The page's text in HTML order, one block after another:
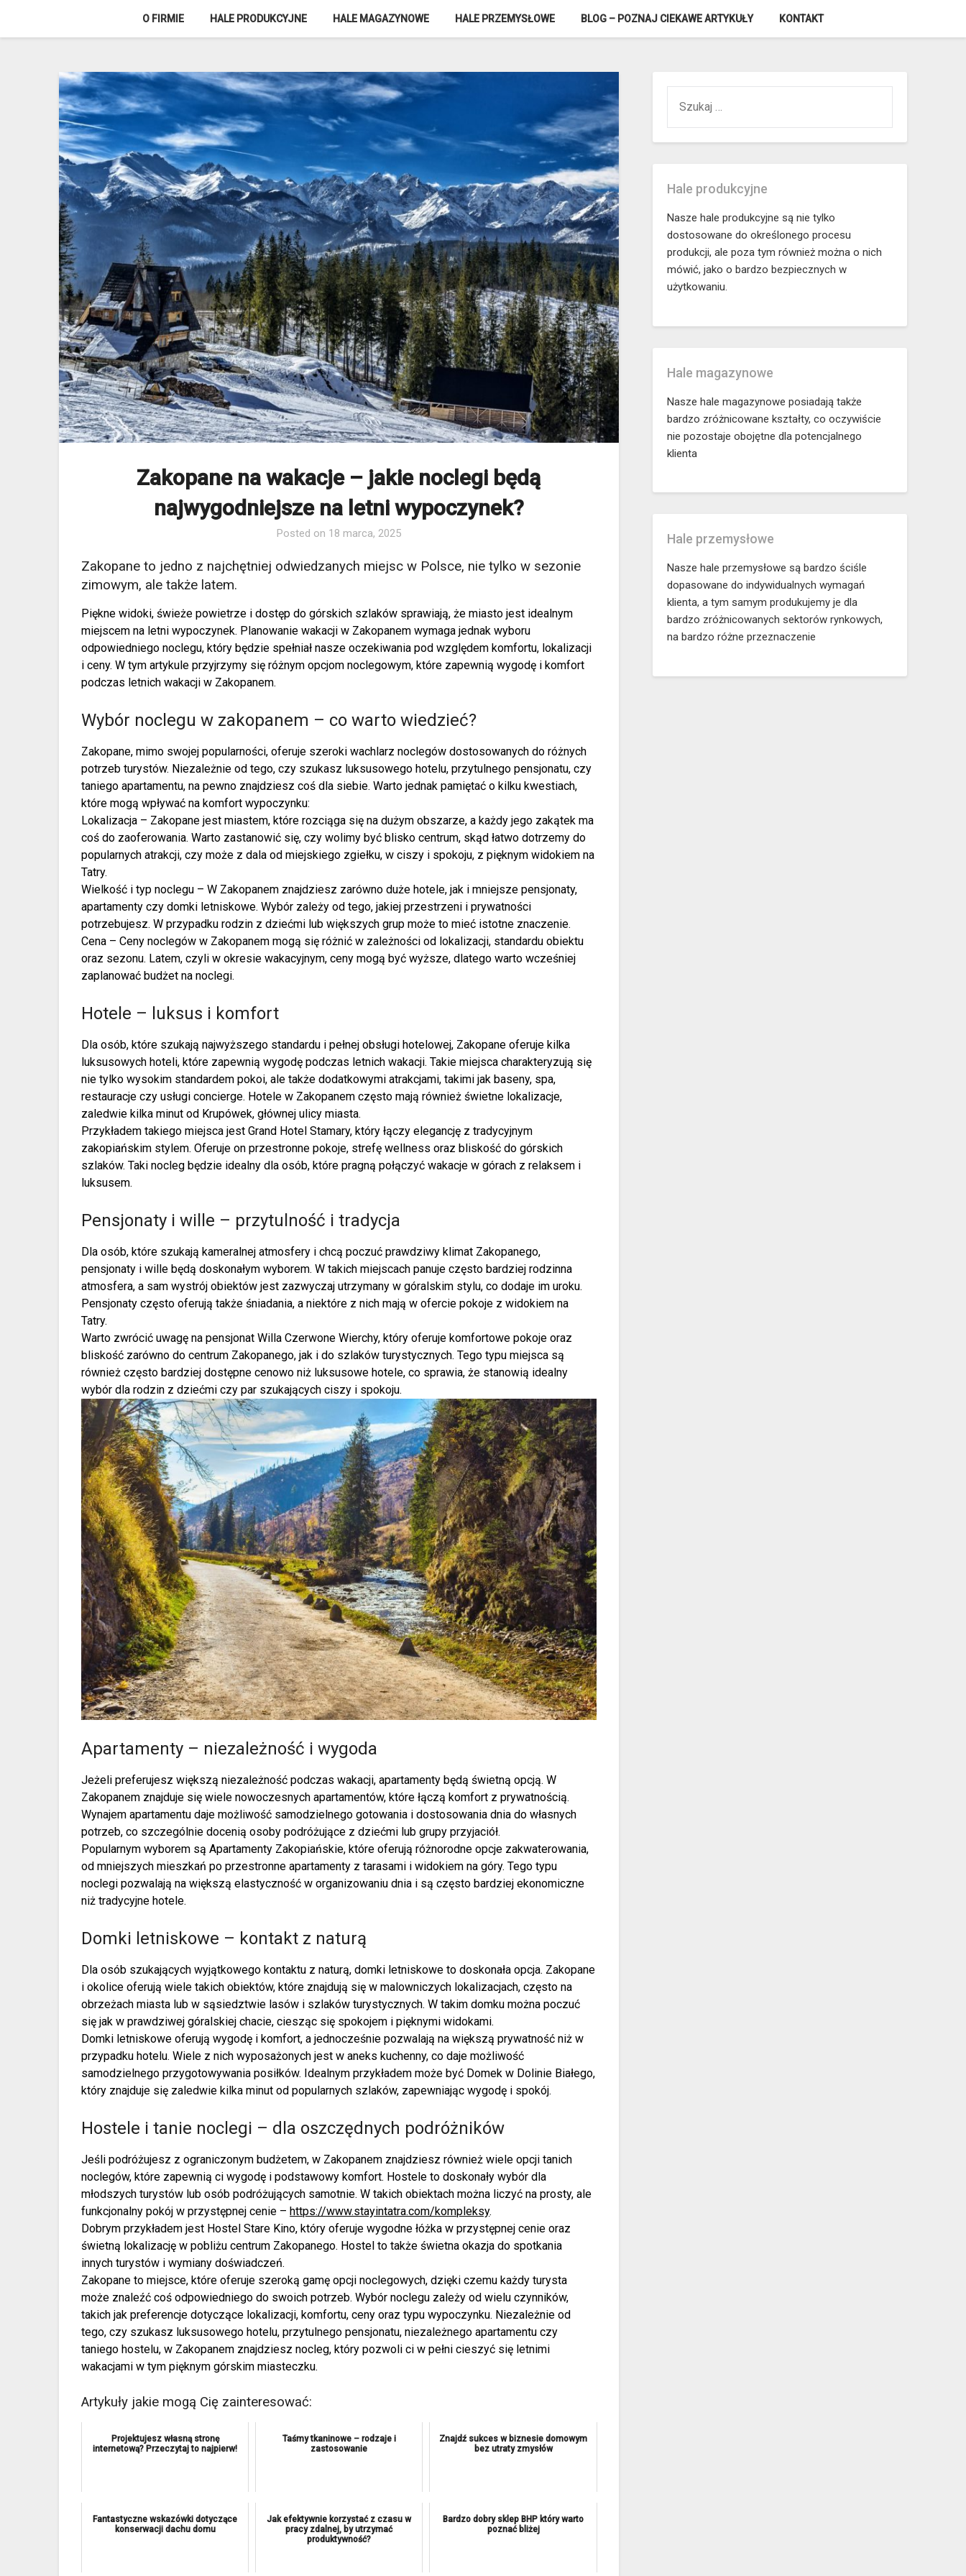
O FIRMIE HALE PRODUKCYJNE HALE MAGAZYNOWE HALE PRZEMYSŁOWE BLOG – POZNAJ CIEKAWE ARTYKUŁY KONTAKT
Zakopane na wakacje – jakie noclegi będą
najwygodniejsze na letni wypoczynek?
Posted on 18 marca, 2025
Zakopane to jedno z najchętniej odwiedzanych miejsc w Polsce, nie tylko w sezonie
zimowym, ale także latem.
Piękne widoki, świeże powietrze i dostęp do górskich szlaków sprawiają, że miasto jest idealnym
miejscem na letni wypoczynek. Planowanie wakacji w Zakopanem wymaga jednak wyboru
odpowiedniego noclegu, który będzie spełniał nasze oczekiwania pod względem komfortu, lokalizacji
i ceny. W tym artykule przyjrzymy się różnym opcjom noclegowym, które zapewnią wygodę i komfort
podczas letnich wakacji w Zakopanem.
Wybór noclegu w zakopanem – co warto wiedzieć?
Zakopane, mimo swojej popularności, oferuje szeroki wachlarz noclegów dostosowanych do różnych
potrzeb turystów. Niezależnie od tego, czy szukasz luksusowego hotelu, przytulnego pensjonatu, czy
taniego apartamentu, na pewno znajdziesz coś dla siebie. Warto jednak pamiętać o kilku kwestiach,
które mogą wpływać na komfort wypoczynku:
Lokalizacja – Zakopane jest miastem, które rozciąga się na dużym obszarze, a każdy jego zakątek ma
coś do zaoferowania. Warto zastanowić się, czy wolimy być blisko centrum, skąd łatwo dotrzemy do
popularnych atrakcji, czy może z dala od miejskiego zgiełku, w ciszy i spokoju, z pięknym widokiem na
Tatry.
Wielkość i typ noclegu – W Zakopanem znajdziesz zarówno duże hotele, jak i mniejsze pensjonaty,
apartamenty czy domki letniskowe. Wybór zależy od tego, jakiej przestrzeni i prywatności
potrzebujesz. W przypadku rodzin z dziećmi lub większych grup może to mieć istotne znaczenie.
Cena – Ceny noclegów w Zakopanem mogą się różnić w zależności od lokalizacji, standardu obiektu
oraz sezonu. Latem, czyli w okresie wakacyjnym, ceny mogą być wyższe, dlatego warto wcześniej
zaplanować budżet na noclegi.
Hotele – luksus i komfort
Dla osób, które szukają najwyższego standardu i pełnej obsługi hotelowej, Zakopane oferuje kilka
luksusowych hoteli, które zapewnią wygodę podczas letnich wakacji. Takie miejsca charakteryzują się
nie tylko wysokim standardem pokoi, ale także dodatkowymi atrakcjami, takimi jak baseny, spa,
restauracje czy usługi concierge. Hotele w Zakopanem często mają również świetne lokalizacje,
zaledwie kilka minut od Krupówek, głównej ulicy miasta.
Przykładem takiego miejsca jest Grand Hotel Stamary, który łączy elegancję z tradycyjnym
zakopiańskim stylem. Oferuje on przestronne pokoje, strefę wellness oraz bliskość do górskich
szlaków. Taki nocleg będzie idealny dla osób, które pragną połączyć wakacje w górach z relaksem i
luksusem.
Pensjonaty i wille – przytulność i tradycja
Dla osób, które szukają kameralnej atmosfery i chcą poczuć prawdziwy klimat Zakopanego,
pensjonaty i wille będą doskonałym wyborem. W takich miejscach panuje często bardziej rodzinna
atmosfera, a sam wystrój obiektów jest zazwyczaj utrzymany w góralskim stylu, co dodaje im uroku.
Pensjonaty często oferują także śniadania, a niektóre z nich mają w ofercie pokoje z widokiem na
Tatry.
Warto zwrócić uwagę na pensjonat Willa Czerwone Wierchy, który oferuje komfortowe pokoje oraz
bliskość zarówno do centrum Zakopanego, jak i do szlaków turystycznych. Tego typu miejsca są
również często bardziej dostępne cenowo niż luksusowe hotele, co sprawia, że stanowią idealny
wybór dla rodzin z dziećmi czy par szukających ciszy i spokoju.
Apartamenty – niezależność i wygoda
Jeżeli preferujesz większą niezależność podczas wakacji, apartamenty będą świetną opcją. W
Zakopanem znajduje się wiele nowoczesnych apartamentów, które łączą komfort z prywatnością.
Wynajem apartamentu daje możliwość samodzielnego gotowania i dostosowania dnia do własnych
potrzeb, co szczególnie docenią osoby podróżujące z dziećmi lub grupy przyjaciół.
Popularnym wyborem są Apartamenty Zakopiańskie, które oferują różnorodne opcje zakwaterowania,
od mniejszych mieszkań po przestronne apartamenty z tarasami i widokiem na góry. Tego typu
noclegi pozwalają na większą elastyczność w organizowaniu dnia i są często bardziej ekonomiczne
niż tradycyjne hotele.
Domki letniskowe – kontakt z naturą
Dla osób szukających wyjątkowego kontaktu z naturą, domki letniskowe to doskonała opcja. Zakopane
i okolice oferują wiele takich obiektów, które znajdują się w malowniczych lokalizacjach, często na
obrzeżach miasta lub w sąsiedztwie lasów i szlaków turystycznych. W takim domku można poczuć
się jak w prawdziwej góralskiej chacie, ciesząc się spokojem i pięknymi widokami.
Domki letniskowe oferują wygodę i komfort, a jednocześnie pozwalają na większą prywatność niż w
przypadku hotelu. Wiele z nich wyposażonych jest w aneks kuchenny, co daje możliwość
samodzielnego przygotowywania posiłków. Idealnym przykładem może być Domek w Dolinie Białego,
który znajduje się zaledwie kilka minut od popularnych szlaków, zapewniając wygodę i spokój.
Hostele i tanie noclegi – dla oszczędnych podróżników
Jeśli podróżujesz z ograniczonym budżetem, w Zakopanem znajdziesz również wiele opcji tanich
noclegów, które zapewnią ci wygodę i podstawowy komfort. Hostele to doskonały wybór dla
młodszych turystów lub osób podróżujących samotnie. W takich obiektach można liczyć na prosty, ale
funkcjonalny pokój w przystępnej cenie –https://www.stayintatra.com/kompleksy.
Dobrym przykładem jest Hostel Stare Kino, który oferuje wygodne łóżka w przystępnej cenie oraz
świetną lokalizację w pobliżu centrum Zakopanego. Hostel to także świetna okazja do spotkania
innych turystów i wymiany doświadczeń.
Zakopane to miejsce, które oferuje szeroką gamę opcji noclegowych, dzięki czemu każdy turysta
może znaleźć coś odpowiedniego do swoich potrzeb. Wybór noclegu zależy od wielu czynników,
takich jak preferencje dotyczące lokalizacji, komfortu, ceny oraz typu wypoczynku. Niezależnie od
tego, czy szukasz luksusowego hotelu, przytulnego pensjonatu, niezależnego apartamentu czy
taniego hostelu, w Zakopanem znajdziesz nocleg, który pozwoli ci w pełni cieszyć się letnimi
wakacjami w tym pięknym górskim miasteczku.
Artykuły jakie mogą Cię zainteresować:
Projektujesz własną stronę
internetową? Przeczytaj to najpierw!
Taśmy tkaninowe – rodzaje i
zastosowanie
Znajdź sukces w biznesie domowym
bez utraty zmysłów
Fantastyczne wskazówki dotyczące
konserwacji dachu domu
Jak efektywnie korzystać z czasu w
pracy zdalnej, by utrzymać
produktywność?
Bardzo dobry sklep BHP który warto
poznać bliżej
Hale produkcyjne
Nasze hale produkcyjne są nie tylko
dostosowane do określonego procesu
produkcji, ale poza tym również można o nich
mówić, jako o bardzo bezpiecznych w
użytkowaniu.
Hale magazynowe
Nasze hale magazynowe posiadają także
bardzo zróżnicowane kształty, co oczywiście
nie pozostaje obojętne dla potencjalnego
klienta
Hale przemysłowe
Nasze hale przemysłowe są bardzo ściśle
dopasowane do indywidualnych wymagań
klienta, a tym samym produkujemy je dla
bardzo zróżnicowanych sektorów rynkowych,
na bardzo różne przeznaczenie